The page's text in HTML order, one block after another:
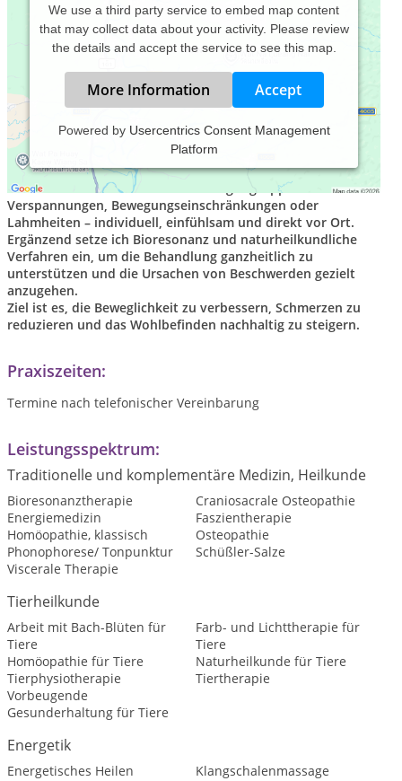
We use a third party service to embed map content
that may collect data about your activity. Please review
the details and accept the service to see this map.
More Information Accept
Powered by Usercentrics Consent Management
Platform
Mobile Tierheilpraxis für Pferde und Hunde mit
Schwerpunkt auf Osteopathie und Physiotherapie.
Ich behandle Beschwerden im Bewegungsapparat wie
Verspannungen, Bewegungseinschränkungen oder
Lahmheiten – individuell, einfühlsam und direkt vor Ort.
Ergänzend setze ich Bioresonanz und naturheilkundliche
Verfahren ein, um die Behandlung ganzheitlich zu
unterstützen und die Ursachen von Beschwerden gezielt
anzugehen.
Ziel ist es, die Beweglichkeit zu verbessern, Schmerzen zu
reduzieren und das Wohlbefinden nachhaltig zu steigern.
Praxiszeiten:
Termine nach telefonischer Vereinbarung
Leistungsspektrum:
Traditionelle und komplementäre Medizin, Heilkunde
Bioresonanztherapie
Craniosacrale Osteopathie
Energiemedizin
Faszientherapie
Homöopathie, klassisch
Osteopathie
Phonophorese/ Tonpunktur
Schüßler-Salze
Viscerale Therapie
Tierheilkunde
Arbeit mit Bach-Blüten für
Tiere
Farb- und Lichttherapie für
Tiere
Homöopathie für Tiere
Naturheilkunde für Tiere
Tierphysiotherapie
Tiertherapie
Vorbeugende
Gesunderhaltung für Tiere
Energetik
Energetisches Heilen Klangschalenmassage